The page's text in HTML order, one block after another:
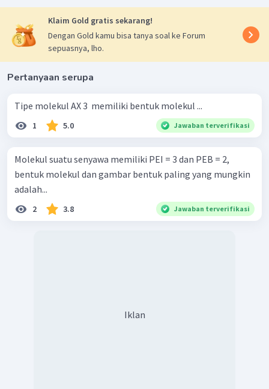
Berdasarkan struktur Lewis di atas, dapat diketahui bahwa
pada atom pusat, yaitu S memiliki 6 PEI dan tidak memiliki
PEB. Dengan demikian tipe molekulnya adalahAX6dan
memiliki bentuk molekul
Jadi, jumlah PEI dalam senyawa
jumlah PEB adalah 0, dan bentuk molekulnya adalah
oktahedral.
Klaim Gold gratis sekarang!
Dengan Gold kamu bisa tanya soal ke Forum
sepuasnya, lho.
Pertanyaan serupa
Tipe molekul AX 3 ​ memiliki bentuk molekul ...
1 5.0 Jawaban terverifikasi
Molekul suatu senyawa memiliki PEI = 3 dan PEB = 2,
bentuk molekul dan gambar bentuk paling yang mungkin
adalah...
2 3.8 Jawaban terverifikasi
Iklan